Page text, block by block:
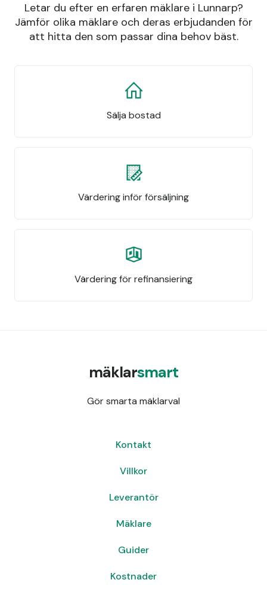
Letar du efter en erfaren mäklare i Lunnarp?
Jämför olika mäklare och deras erbjudanden för
att hitta den som passar dina behov bäst.
Sälja bostad
Värdering inför försäljning
Värdering för refinansiering
mäklarsmart
Gör smarta mäklarval
Kontakt
Villkor
Leverantör
Mäklare
Guider
Kostnader